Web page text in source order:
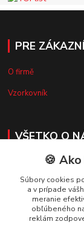
PRE
O firmě
Vzorkovník
VŠETKO O
Doprava a platba
Obchodné
Reklamačný
Ochrana osobných
🍪
Súbory cookies
a v prípade
meranie
obľúbeného
reklám